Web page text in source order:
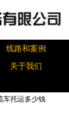
线路和案例
关于我们
车托运多少钱